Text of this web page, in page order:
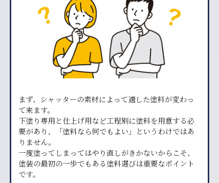
まず、シャッターの素材によって適した塗料が変わっ
て来ます。
下塗り専用と仕上げ用など工程別に塗料を用意する必
要があり、「塗料なら何でもよい」というわけではあ
りません。
一度塗ってしまってはやり直しがきかないからこそ、
塗装の最初の一歩でもある塗料選びは重要なポイント
です。